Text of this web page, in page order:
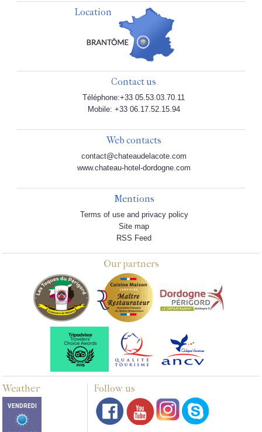
Location
Contact us
Téléphone:+33 05.53.03.70.11
Mobile: +33 06.17.52.15.94
Web contacts
contact@chateaudelacote.com
www.chateau-hotel-dordogne.com
Mentions
Terms of use and privacy policy
Site map
RSS Feed
Our partners
Weather Follow us